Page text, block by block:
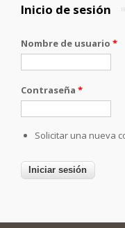
Inicio de sesión
Nombre de usuario *
Contraseña *
Solicitar una nueva